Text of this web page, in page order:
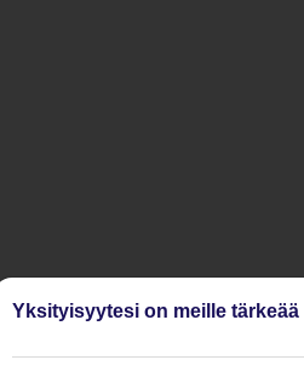
Yksityisyytesi on meille tärkeää